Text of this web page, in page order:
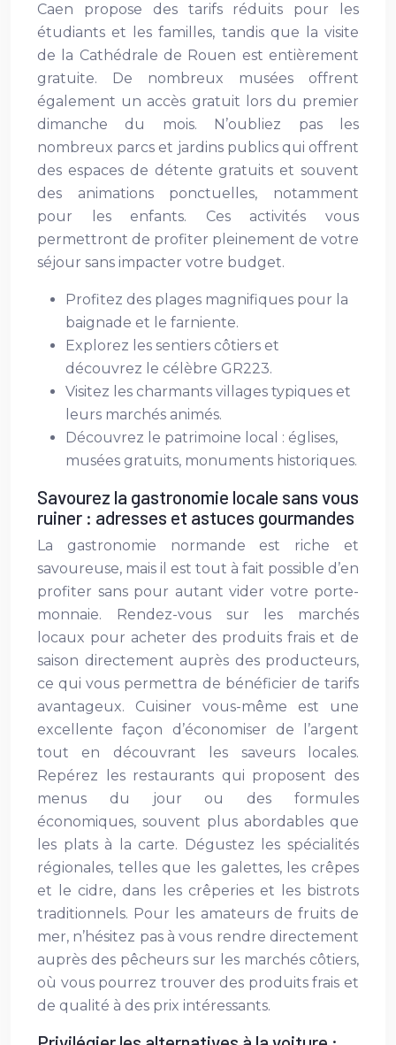
Caen propose des tarifs réduits pour les
étudiants et les familles, tandis que la visite
de la Cathédrale de Rouen est entièrement
gratuite. De nombreux musées offrent
également un accès gratuit lors du premier
dimanche du mois. N’oubliez pas les
nombreux parcs et jardins publics qui offrent
des espaces de détente gratuits et souvent
des animations ponctuelles, notamment
pour les enfants. Ces activités vous
permettront de profiter pleinement de votre
séjour sans impacter votre budget.
Profitez des plages magnifiques pour la
baignade et le farniente.
Explorez les sentiers côtiers et
découvrez le célèbre GR223.
Visitez les charmants villages typiques et
leurs marchés animés.
Découvrez le patrimoine local : églises,
musées gratuits, monuments historiques.
Savourez la gastronomie locale sans vous
ruiner : adresses et astuces gourmandes
La gastronomie normande est riche et
savoureuse, mais il est tout à fait possible d’en
profiter sans pour autant vider votre porte-
monnaie. Rendez-vous sur les marchés
locaux pour acheter des produits frais et de
saison directement auprès des producteurs,
ce qui vous permettra de bénéficier de tarifs
avantageux. Cuisiner vous-même est une
excellente façon d’économiser de l’argent
tout en découvrant les saveurs locales.
Repérez les restaurants qui proposent des
menus du jour ou des formules
économiques, souvent plus abordables que
les plats à la carte. Dégustez les spécialités
régionales, telles que les galettes, les crêpes
et le cidre, dans les crêperies et les bistrots
traditionnels. Pour les amateurs de fruits de
mer, n’hésitez pas à vous rendre directement
auprès des pêcheurs sur les marchés côtiers,
où vous pourrez trouver des produits frais et
de qualité à des prix intéressants.